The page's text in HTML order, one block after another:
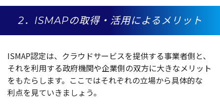
2．ISMAPの取得・活用によるメリット
ISMAP認定は、 クラウドサービスを提供する事業者側 と、
それを利用する政府機関や企業側の双方に大きなメリット
をもたらします。ここではそれぞれの立場から具体的な
利点を見ていきましょう。